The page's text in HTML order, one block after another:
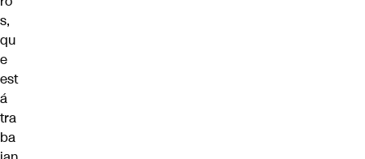
s,
qu
e
est
á
tra
ba